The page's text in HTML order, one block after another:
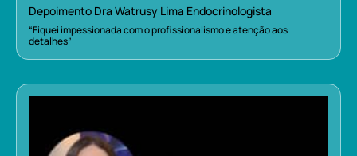
Depoimento Dra Watrusy Lima Endocrinologista
“Fiquei impessionada com o profissionalismo e atenção aos
detalhes”